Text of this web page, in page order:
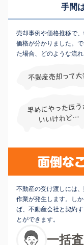
手間
売却事例や価格推移で
価格が分かりました。
た場合、どのような流
不動産の受け渡しには
作業が発生します。し
ば、不動産会社と契約
とができます。
一括